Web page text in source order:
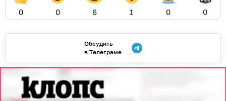
0 0 6 1 0 0
Обсудить
в Телеграме